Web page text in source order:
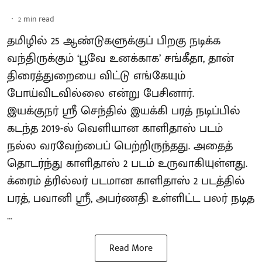
2 min read
தமிழில் 25 ஆண்டுகளுக்குப் பிறகு நடிக்க
வந்திருக்கும் ‘பூவே உனக்காக’ சங்கீதா, தான்
திரைத்துறையை விட்டு எங்கேயும்
போய்விடவில்லை என்று பேசினார்.
இயக்குநர் ஸ்ரீ செந்தில் இயக்கி பரத் நடிப்பில்
கடந்த 2019-ல் வெளியான காளிதாஸ் படம்
நல்ல வரவேற்பைப் பெற்றிருந்தது. அதைத்
தொடர்ந்து காளிதாஸ் 2 படம் உருவாகியுள்ளது.
க்ரைம் த்ரில்லர் படமான காளிதாஸ் 2 படத்தில்
பரத், பவானி ஸ்ரீ, அபர்ணதி உள்ளிட்ட பலர் நடித
...
Read More